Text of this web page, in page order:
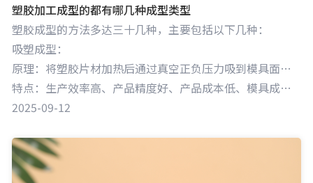
塑胶加工成型的都有哪几种成型类型
塑胶成型的方法多达三十几种，主要包括以下几种：
吸塑成型：
原理：将塑胶片材加热后通过真空正负压力吸到模具面上，经冷却后形成所需形状的产品。
特点：生产效率高、产品精度好、产品成本低、模具成本低。
2025-09-12